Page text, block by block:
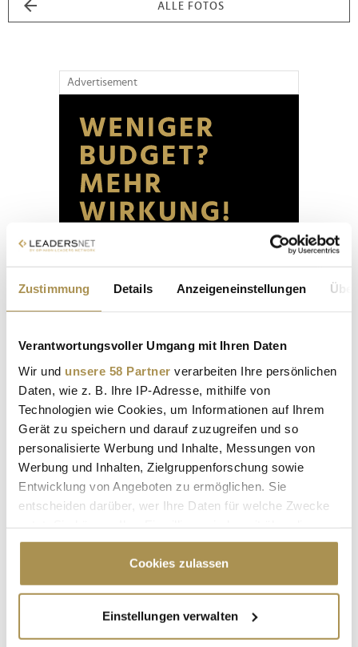
Zustimmung Details Anzeigeneinstellungen
Verantwortungsvoller Umgang mit Ihren Daten
Wir und unsere 58 Partner verarbeiten Ihre persönlichen
Daten, wie z. B. Ihre IP-Adresse, mithilfe von
Technologien wie Cookies, um Informationen auf Ihrem
Gerät zu speichern und darauf zuzugreifen und so
personalisierte Werbung und Inhalte, Messungen von
Werbung und Inhalten, Zielgruppenforschung sowie
Entwicklung von Angeboten zu ermöglichen. Sie
entscheiden darüber, wer Ihre Daten für welche Zwecke
Cookie-Erklärung oder durch Klicken auf das Privacy
Trigger Symbol ändern oder widerrufen
Informationen über Ihre geografische Lage
erfassen, welche bis auf einige Meter genau sein
Cookies zulassen
Einstellungen verwalten
ALLE FOTOS
Advertisement